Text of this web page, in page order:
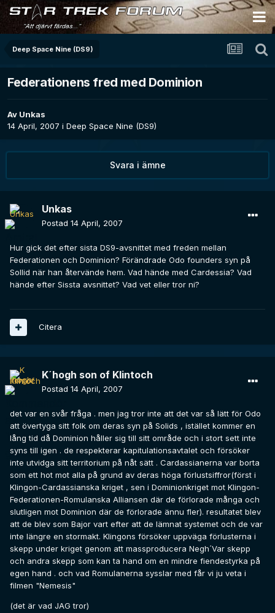
Deep Space Nine (DS9)
Federationens fred med Dominion
Av Unkas
14 April, 2007 i Deep Space Nine (DS9)
Svara i ämne
Unkas
Postad 14 April, 2007
Hur gick det efter sista DS9-avsnittet med freden mellan
Federationen och Dominion? Förändrade Odo founders syn på
Sollid när han återvände hem. Vad hände med Cardessia? Vad
hände efter Sissta avsnittet? Vad vet eller tror ni?
Citera
K´hogh son of Klintoch
Postad 14 April, 2007
det var en svår fråga . men jag tror inte att det var så lätt för Odo
att övertyga sitt folk om deras syn på Solids , istället kommer en
lång tid då Dominion håller sig till sitt område och i stort sett inte
syns till igen . de respekterar kapitulationsavtalet och försöker
inte utvidga sitt territorium på nåt sätt . Cardassianerna var borta
som ett hot mot alla på grund av deras höga förlustsiffror(först i
Klingon-Cardassianska kriget , sen i Dominionkriget mot Klingon-
Federationen-Romulanska Alliansen där de förlorade många och
slutligen mot Dominion där de förlorade ännu fler). resultatet blev
att de blev som Bajor vart efter att de lämnat systemet och de var
inte längre en stormakt. Klingons försöker uppväga förlusterna i
skepp under kriget genom att massproducera Negh´Var skepp
och andra skepp som kan ta hand om en mindre fiendestyrka på
egen hand . och vad Romulanerna sysslar med får vi ju veta i
filmen "Nemesis"
(det är vad JAG tror)